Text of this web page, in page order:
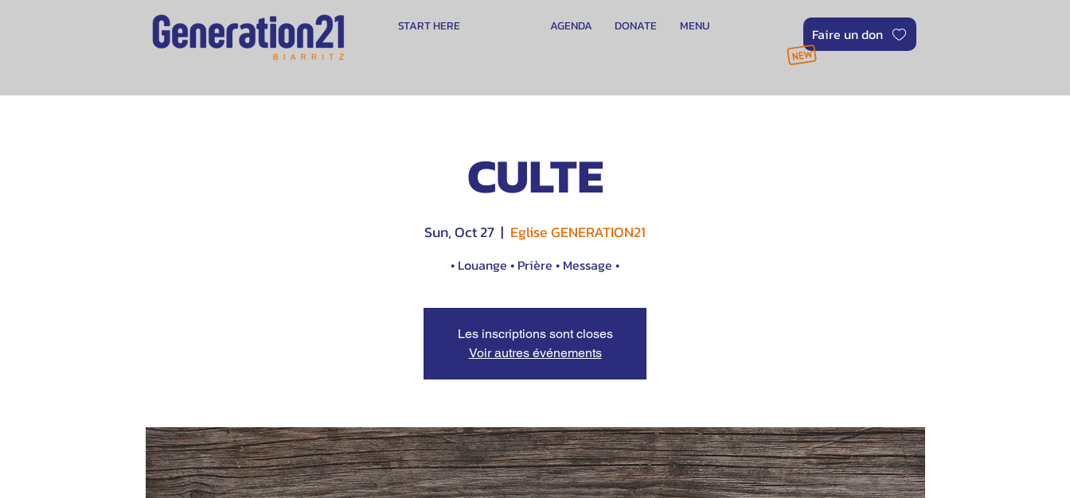
START HERE DONATE MENU
AGENDA Faire un don
CULTE
Sun, Oct 27
  |
Eglise GENERATION21
• Louange • Prière • Message •
Les inscriptions sont closes
Voir autres événements